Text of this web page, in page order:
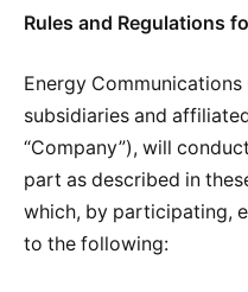
Rules and Regulations
Energy
subsidiaries and
“Company”), will
part as described in
which, by participating,
to the following: